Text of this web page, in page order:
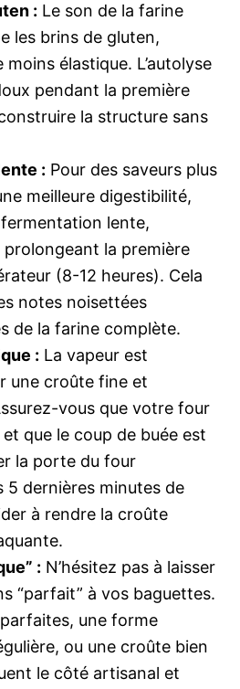
: Le son de la farine
les brins de gluten,
élastique. L’autolyse
pendant la première
la structure sans
: Pour des saveurs plus
meilleure digestibilité,
lente,
la première
(8-12 heures). Cela
notes noisettées
de la farine complète.
: La vapeur est
une croûte fine et
vous que votre four
que le coup de buée est
la porte du four
5 dernières minutes de
à rendre la croûte
: N’hésitez pas à laisser
“parfait” à vos baguettes.
une forme
ou une croûte bien
le côté artisanal et